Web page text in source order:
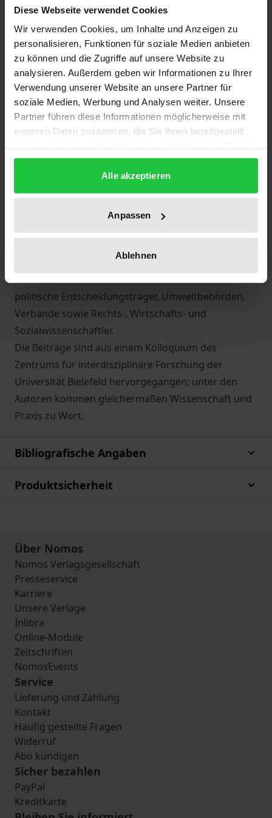
Diese Webseite verwendet Cookies
Wir verwenden Cookies, um Inhalte und Anzeigen zu
personalisieren, Funktionen für soziale Medien anbieten
zu können und die Zugriffe auf unsere Website zu
analysieren. Außerdem geben wir Informationen zu Ihrer
Verwendung unserer Website an unsere Partner für
soziale Medien, Werbung und Analysen weiter. Unsere
Partner führen diese Informationen möglicherweise mit
weiteren Daten zusammen, die Sie ihnen bereitgestellt
gesammelt haben.
Alle akzeptieren
Anpassen
Ablehnen
In der aktuellen wissenschaftlichen und politischen
Diskussion werden verstärkt Forderungen nach
mehr »Rationalität« der Umweltpolitik erhoben und
zugleich unausgenutzte Rationalitätsreserven des
Umweltrechts beklagt. Rationales Handeln wird
zunehmend gar zur Überlebensfrage staatlichen
Umweltschutzes.
Der interdisziplinär angelegte Band vereinigt
Beiträge zur möglichen Gestalt und zu den
Problemen und Grenzen einer Rationalkonzeption
von umweltpolitischer Steuerung. Er bündelt damit
die aktuelle Diskussion und bietet eine umfassende
Der Sammelband richtet sich an alle umweltpolitisch
und umweltrechtlich Interessierten, insbesondere
politische Entscheidungsträger, Umweltbehörden,
Verbände sowie Rechts-, Wirtschafts- und
Sozialwissenschaftler.
Die Beiträge sind aus einem Kolloquium des
Zentrums für interdisziplinäre Forschung der
Universität Bielefeld hervorgegangen; unter den
Autoren kommen gleichermaßen Wissenschaft und
Praxis zu Wort.
Bibliografische Angaben
Produktsicherheit
Über Nomos
Nomos Verlagsgesellschaft
Presseservice
Karriere
Unsere Verlage
Inlibra
Online-Module
Zeitschriften
NomosEvents
Service
Lieferung und Zahlung
Kontakt
Häufig gestellte Fragen
Widerruf
Abo kündigen
Sicher bezahlen
PayPal
Kreditkarte